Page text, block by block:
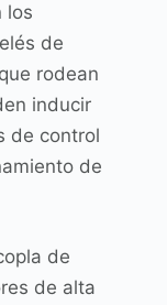
los
de
rodean
inducir
de control
de
de
de alta